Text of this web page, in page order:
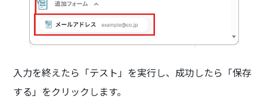
入力を終えたら「テスト」を実行し、成功したら「保存
する」をクリックします。